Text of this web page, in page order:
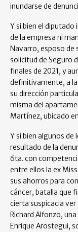
inundarse de
Y si bien el
de la empresa ni
Navarro, esposo de
solicitud de Seguro
finales de 2021, y
definitivamente, a
su dirección
misma del
Martínez, ubicado
Y si bien algunos de
resultado de la
6ta. con
entre ellos la ex
sus ahorros para
cáncer, batalla que
cierta suspicacia
Richard Alfonzo,
Enrique Arostegui,